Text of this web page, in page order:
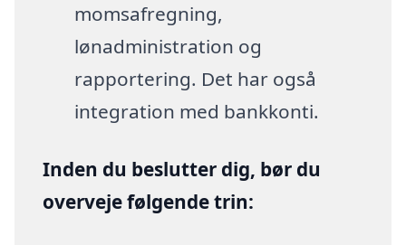
momsafregning,
lønadministration og
rapportering. Det har også
integration med bankkonti.
Inden du beslutter dig, bør du
overveje følgende trin: